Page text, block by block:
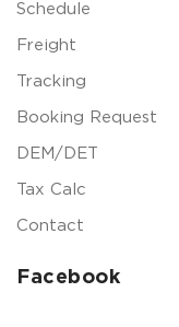
Schedule
Freight
Tracking
Booking Request
DEM/DET
Tax Calc
Contact
Facebook